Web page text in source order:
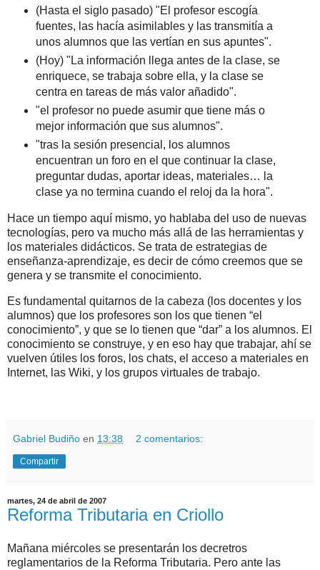
(Hasta el siglo pasado) "El profesor escogía
fuentes, las hacía asimilables y las transmitía a
unos alumnos que las vertían en sus apuntes".
(Hoy) "La información llega antes de la clase, se
enriquece, se trabaja sobre ella, y la clase se
centra en tareas de más valor añadido".
"el profesor no puede asumir que tiene más o
mejor información que sus alumnos".
"tras la sesión presencial, los alumnos
encuentran un foro en el que continuar la clase,
preguntar dudas, aportar ideas, materiales… la
clase ya no termina cuando el reloj da la hora".
Hace un tiempo aquí mismo, yo hablaba del uso de nuevas
tecnologías, pero va mucho más allá de las herramientas y
los materiales didácticos. Se trata de estrategias de
enseñanza-aprendizaje, es decir de cómo creemos que se
genera y se transmite el conocimiento.
Es fundamental quitarnos de la cabeza (los docentes y los
alumnos) que los profesores son los que tienen “el
conocimiento”, y que se lo tienen que “dar” a los alumnos. El
conocimiento se construye, y en eso hay que trabajar, ahí se
vuelven útiles los foros, los chats, el acceso a materiales en
Internet, las Wiki, y los grupos virtuales de trabajo.
Gabriel Budiño en 13:38 2 comentarios:
Compartir
martes, 24 de abril de 2007
Reforma Tributaria en Criollo
Mañana miércoles se presentarán los decretros
reglamentarios de la Reforma Tributaria. Pero ante las